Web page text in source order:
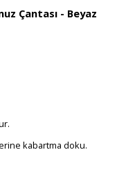
Çantası - Beyaz
kabartma doku.